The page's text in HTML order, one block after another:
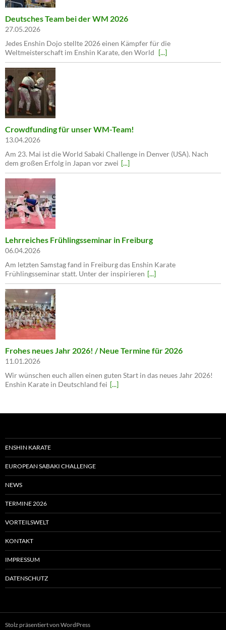
Deutsches Team bei der WM 2026
27.05.2026
Jedes Enshin Dojo stellte 2026 einen Kämpfer für die
Weltmeisterschaft im Enshin Karate, den World [...]
Crowdfunding für unser WM-Team!
13.04.2026
Am 23. Mai ist die World Sabaki Challenge in Denver (USA). Nach
dem großen Erfolg in Japan vor zwei [...]
Lehrreiches Frühlingsseminar in Freiburg
06.04.2026
Am letzten Samstag fand in Freiburg das Enshin Karate
Frühlingsseminar statt. Unter der inspirieren [...]
Frohes neues Jahr 2026! / Neue Termine für 2026
11.01.2026
Wir wünschen euch allen einen guten Start in das neues Jahr 2026!
Enshin Karate in Deutschland fei [...]
ENSHIN KARATE
EUROPEAN SABAKI CHALLENGE
NEWS
TERMINE 2026
VORTEILSWELT
KONTAKT
IMPRESSUM
DATENSCHUTZ
Stolz präsentiert von WordPress